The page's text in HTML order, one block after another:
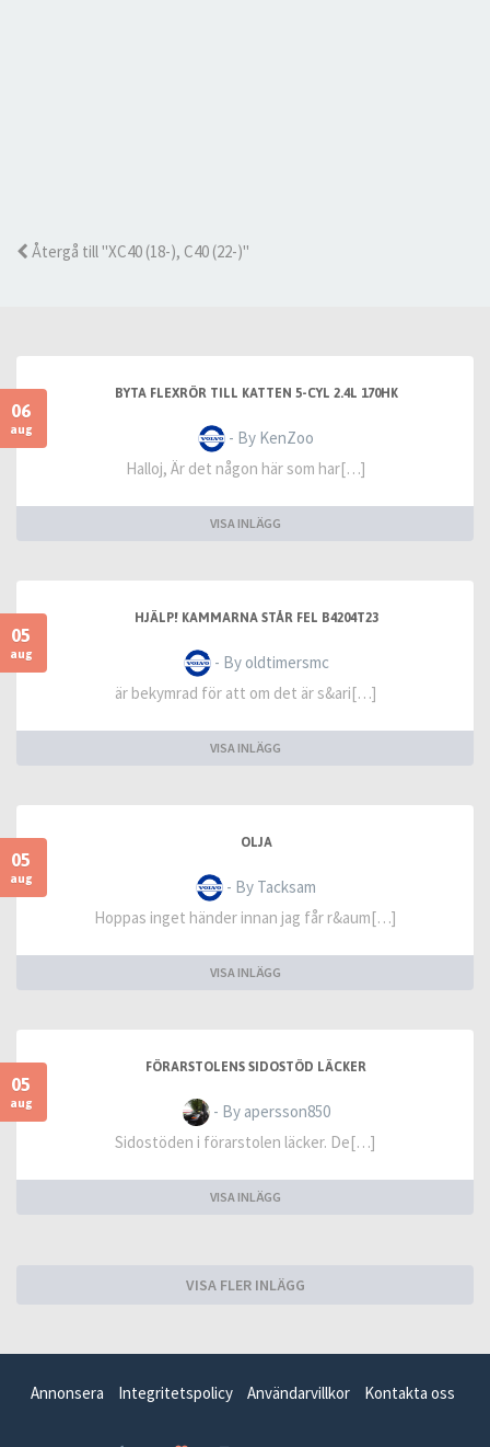
Återgå till "XC40 (18-), C40 (22-)"
06
aug
BYTA FLEXRÖR TILL KATTEN 5-CYL 2.4L 170HK
- By KenZoo
Halloj, Är det någon här som har[…]
VISA INLÄGG
05
aug
HJÄLP! KAMMARNA STÅR FEL B4204T23
- By oldtimersmc
är bekymrad för att om det är s&ari[…]
VISA INLÄGG
05
aug
OLJA
- By Tacksam
Hoppas inget händer innan jag får r&aum[…]
VISA INLÄGG
05
aug
FÖRARSTOLENS SIDOSTÖD LÄCKER
- By apersson850
Sidostöden i förarstolen läcker. De[…]
VISA INLÄGG
VISA FLER INLÄGG
Annonsera Integritetspolicy Användarvillkor Kontakta oss